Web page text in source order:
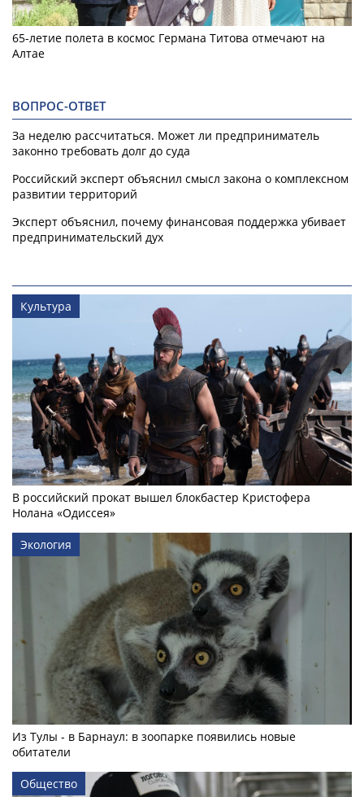
65-летие полета в космос Германа Титова отмечают на
Алтае
ВОПРОС-ОТВЕТ
За неделю рассчитаться. Может ли предприниматель
законно требовать долг до суда
Российский эксперт объяснил смысл закона о комплексном
развитии территорий
Эксперт объяснил, почему финансовая поддержка убивает
предпринимательский дух
Культура
В российский прокат вышел блокбастер Кристофера
Нолана «Одиссея»
Экология
Из Тулы - в Барнаул: в зоопарке появились новые
обитатели
Общество